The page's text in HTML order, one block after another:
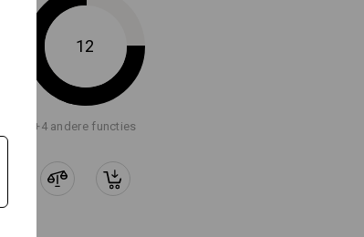
Logoservice
12
+4 andere functies